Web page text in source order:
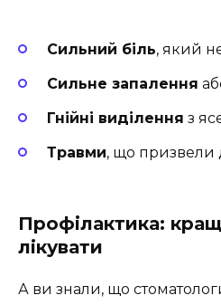
Сильний біль, який
Сильне запалення
Гнійні виділення з
Травми, що призвели
Профілактика:
лікувати
А ви знали, що